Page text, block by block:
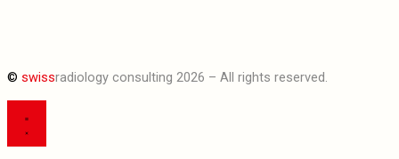
© swissradiology consulting 2026 – All rights reserved.